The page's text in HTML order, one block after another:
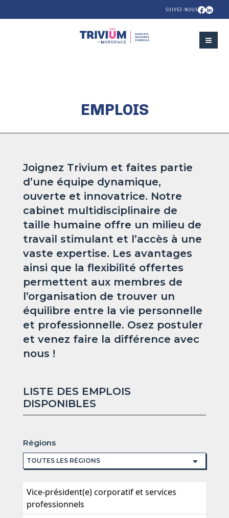
SUIVEZ-NOUS
EMPLOIS
Joignez Trivium et faites partie
d’une équipe dynamique,
ouverte et innovatrice. Notre
cabinet multidisciplinaire de
taille humaine offre un milieu de
travail stimulant et l’accès à une
vaste expertise. Les avantages
ainsi que la flexibilité offertes
permettent aux membres de
l’organisation de trouver un
équilibre entre la vie personnelle
et professionnelle. Osez postuler
et venez faire la différence avec
nous !
LISTE DES EMPLOIS
DISPONIBLES
Régions
Vice-président(e) corporatif et services
professionnels